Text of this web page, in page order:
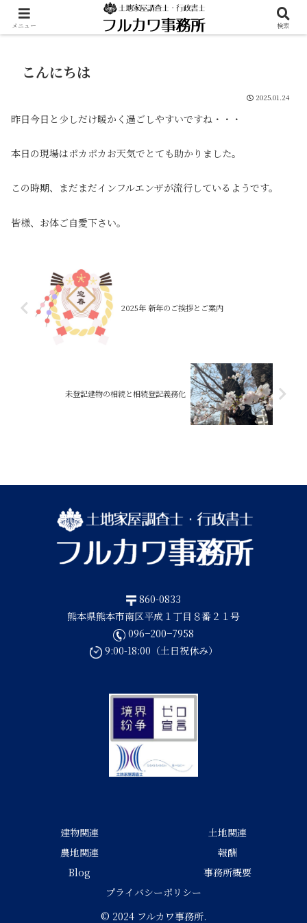
こんにちは
2025.01.24
昨日今日と少しだけ暖かく過ごしやすいですね・・・
本日の現場はポカポカお天気でとても助かりました。
この時期、まだまだインフルエンザが流行しているようです。
皆様、お体ご自愛下さい。
2025年 新年のご挨拶とご案内
未登記建物の相続と相続登記義務化
860-0833
熊本県熊本市南区平成１丁目８番２１号
096−200−7958
9:00-18:00（土日祝休み）
建物関連
土地関連
農地関連
報酬
Blog
事務所概要
プライバシーポリシー
© 2024 フルカワ事務所.
メニュー 検索